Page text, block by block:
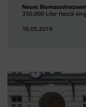
Neues
350.000 Liter Heizöl
16.05.2019